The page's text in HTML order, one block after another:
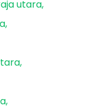
utara